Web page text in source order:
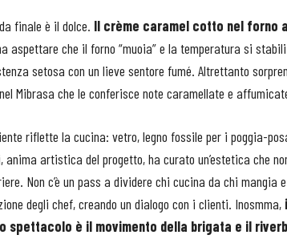
finale è il dolce. Il crème caramel cotto nel forno
aspettare che il forno “muoia” e la temperatura si
setosa con un lieve sentore fumé. Altrettanto
Mibrasa che le conferisce note caramellate e
riflette la cucina: vetro, legno fossile per i poggia-
anima artistica del progetto, ha curato un’estetica che
Non c’è un pass a dividere chi cucina da chi
degli chef, creando un dialogo con i clienti. Inosmma,
spettacolo è il movimento della brigata e il